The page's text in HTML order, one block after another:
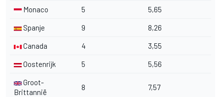
Monaco 5 5,65
Spanje 9 8,26
Canada 4 3,55
Oostenrijk 5 5,56
Groot-
Brittannië
8 7,57